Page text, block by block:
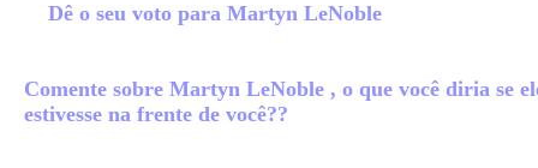
Dê o seu voto para Martyn LeNoble
Comente sobre Martyn LeNoble , o que você diria se
estivesse na frente de você??